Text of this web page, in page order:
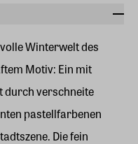
Winterwelt des
Motiv: Ein mit
durch verschneite
pastellfarbenen
Die fein